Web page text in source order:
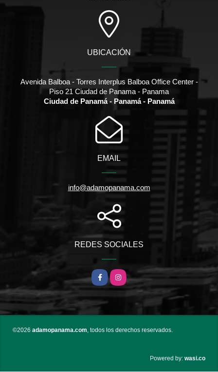
UBICACIÓN
Avenida Balboa - Torres Interplus Balboa Office Center -
Piso 21 Ciudad de Panama - Panama
Ciudad de Panamá - Panamá - Panamá
EMAIL
info@adamopanama.com
REDES SOCIALES
FacebookInstagram
©2026 adamopanama.com , todos los derechos reservados.
Powered by: wasi.co